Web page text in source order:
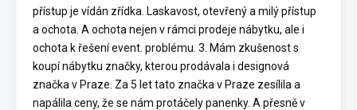
přístup je vídán zřídka. Laskavost, otevřený a milý přístup
a ochota. A ochota nejen v rámci prodeje nábytku, ale i
ochota k řešení event. problému. 3. Mám zkušenost s
koupí nábytku značky, kterou prodávala i designová
značka v Praze. Za 5 let tato značka v Praze zesílila a
napálila ceny, že se nám protáčely panenky. A přesně v